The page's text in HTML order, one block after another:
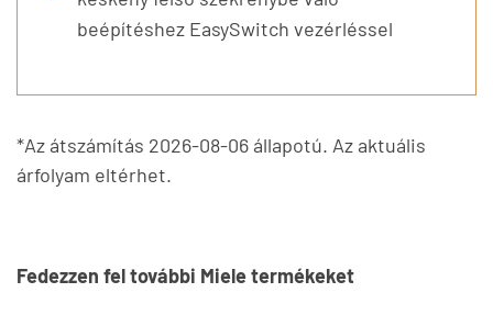
beépítéshez EasySwitch vezérléssel
*Az átszámítás 2026-08-06 állapotú. Az aktuális
árfolyam eltérhet.
Fedezzen fel további Miele termékeket